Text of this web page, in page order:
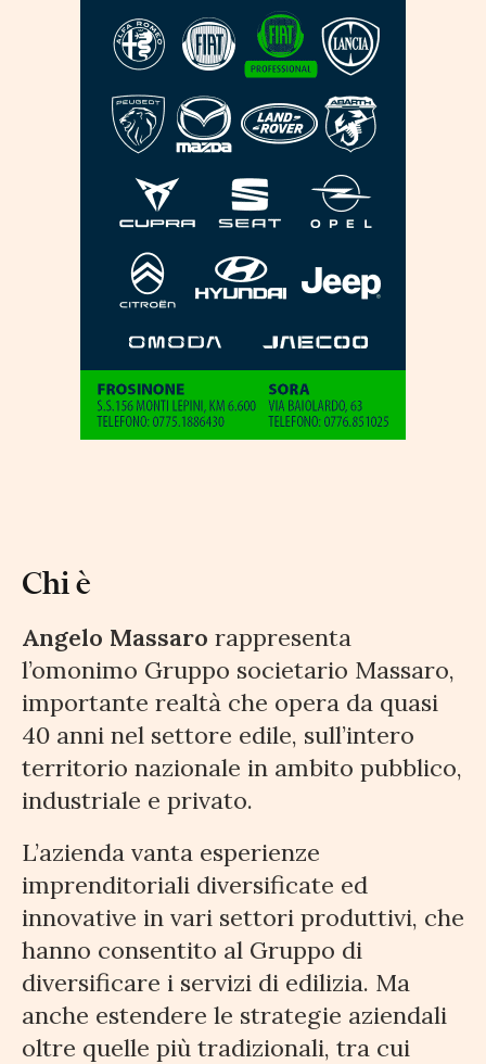
Chi è
Angelo Massaro rappresenta
l’omonimo Gruppo societario Massaro,
importante realtà che opera da quasi
40 anni nel settore edile, sull’intero
territorio nazionale in ambito pubblico,
industriale e privato.
L’azienda vanta esperienze
imprenditoriali diversificate ed
innovative in vari settori produttivi, che
hanno consentito al Gruppo di
diversificare i servizi di edilizia. Ma
anche estendere le strategie aziendali
oltre quelle più tradizionali, tra cui